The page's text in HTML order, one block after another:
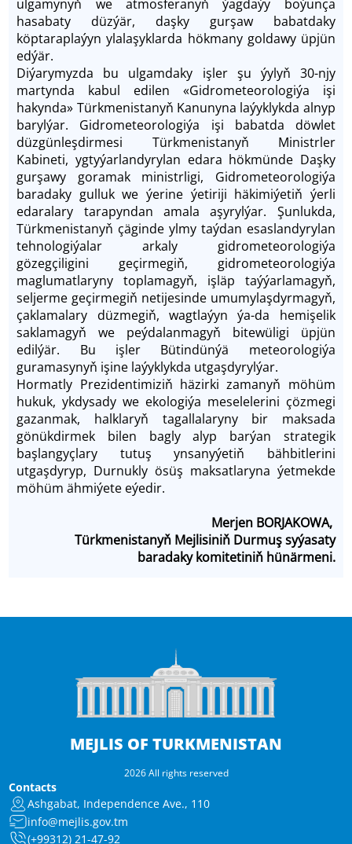
ulgamynyň we atmosferanyň ýagdaýy boýunça
hasabaty düzýär, daşky gurşaw babatdaky
köptaraplaýyn ylalaşyklarda hökmany goldawy üpjün
edýär.
Diýarymyzda bu ulgamdaky işler şu ýylyň 30-njy
martynda kabul edilen «Gidrometeorologiýa işi
hakynda» Türkmenistanyň Kanunyna laýyklykda alnyp
barylýar. Gidrometeorologiýa işi babatda döwlet
düzgünleşdirmesi Türkmenistanyň Ministrler
Kabineti, ygtyýarlandyrylan edara hökmünde Daşky
gurşawy goramak ministrligi, Gidrometeorologiýa
baradaky gulluk we ýerine ýetiriji häkimiýetiň ýerli
edaralary tarapyndan amala aşyrylýar. Şunlukda,
Türkmenistanyň çäginde ylmy taýdan esaslandyrylan
tehnologiýalar arkaly gidrometeorologiýa
gözegçiligini geçirmegiň, gidrometeorologiýa
maglumatlaryny toplamagyň, işläp taýýarlamagyň,
seljerme geçirmegiň netijesinde umumylaşdyrmagyň,
çaklamalary düzmegiň, wagtlaýyn ýa-da hemişelik
saklamagyň we peýdalanmagyň bitewüligi üpjün
edilýär. Bu işler Bütindünýä meteorologiýa
guramasynyň işine laýyklykda utgaşdyrylýar.
Hormatly Prezidentimiziň häzirki zamanyň möhüm
hukuk, ykdysady we ekologiýa meselelerini çözmegi
gazanmak, halklaryň tagallalaryny bir maksada
gönükdirmek bilen bagly alyp barýan strategik
başlangyçlary tutuş ynsanyýetiň bähbitlerini
utgaşdyryp, Durnukly ösüş maksatlaryna ýetmekde
möhüm ähmiýete eýedir.
Merjen BORJAKOWA,
Türkmenistanyň Mejlisiniň Durmuş syýasaty
baradaky komitetiniň hünärmeni.
MEJLIS OF TURKMENISTAN
2026 All rights reserved
Contacts
Ashgabat, Independence Ave., 110
info@mejlis.gov.tm
(+99312) 21-47-92